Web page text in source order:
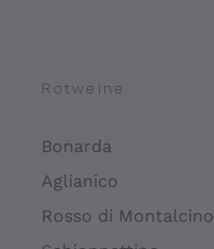
Rotweine
Bonarda
Aglianico
Rosso di Montalcino